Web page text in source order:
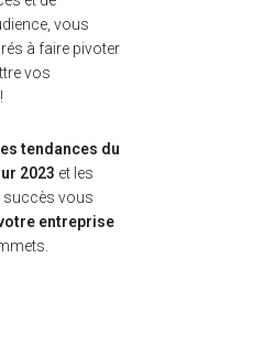
vous
à faire pivoter
vos
!
tendances du
2023 et les
succès vous
entreprise